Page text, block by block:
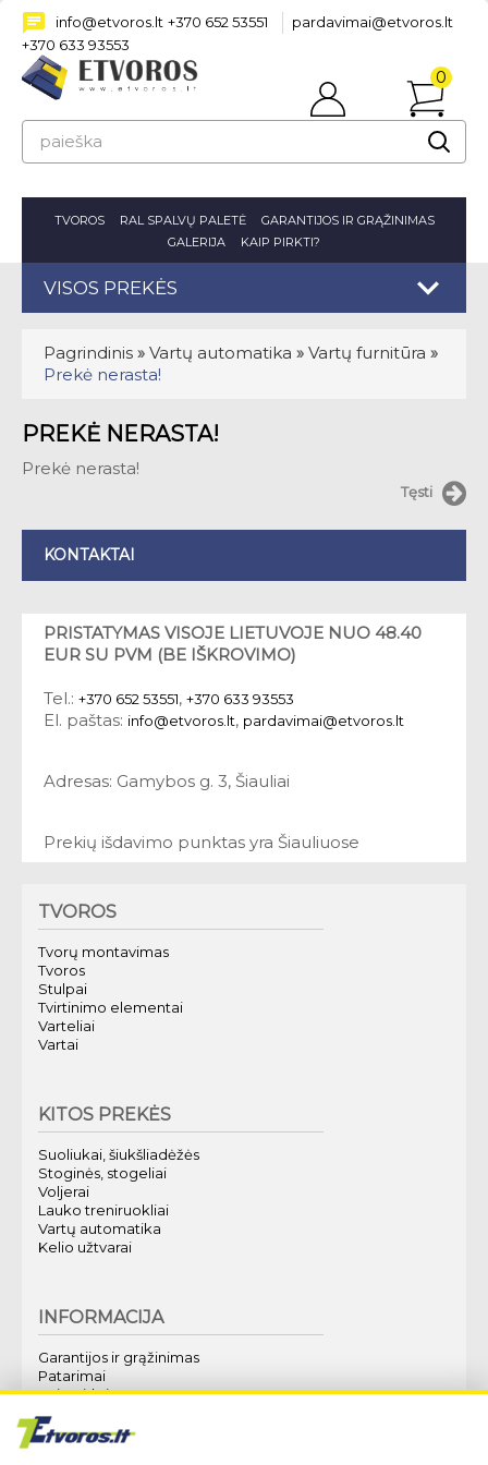
info@etvoros.lt +370 652 53551
pardavimai@etvoros.lt
+370 633 93553
Prisijungti
0
-
0.00€
TVOROS RAL SPALVŲ PALETĖ
GARANTIJOS IR GRĄŽINIMAS
GALERIJA
KAIP PIRKTI?
VISOS PREKĖS
Pagrindinis » Vartų automatika » Vartų furnitūra »
Prekė nerasta!
PREKĖ NERASTA!
Prekė nerasta!
Tęsti
KONTAKTAI
PRISTATYMAS VISOJE LIETUVOJE NUO 48.40
EUR SU PVM (BE IŠKROVIMO)
Tel.: +370 652 53551, +370 633 93553
El. paštas: info@etvoros.lt, pardavimai@etvoros.lt
Adresas: Gamybos g. 3, Šiauliai
Prekių išdavimo punktas yra Šiauliuose
TVOROS
Tvorų montavimas
Tvoros
Stulpai
Tvirtinimo elementai
Varteliai
Vartai
KITOS PREKĖS
Suoliukai, šiukšliadėžės
Stoginės, stogeliai
Voljerai
Lauko treniruokliai
Vartų automatika
Kelio užtvarai
INFORMACIJA
Garantijos ir grąžinimas
Patarimai
Kaip pirkti?
Apie mus
Techninė specifikacija